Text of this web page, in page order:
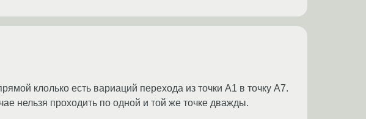
клолько есть вариаций перехода из точки А1 в точку А7.
нельзя проходить по одной и той же точке дважды.